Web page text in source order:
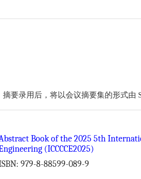
要录用后，将以会议摘要集的形式由
Book of the 2025 5th
(ICCCCE2025)
979-8-88599-089-9